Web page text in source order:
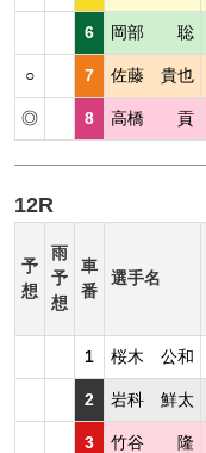
6 岡部 聡
○ 7 佐藤 貴也
◎ 8 高橋 貢
12R
予
想
雨
予
想
車
番
選手名
1 桜木 公和
2 岩科 鮮太
3 竹谷 隆